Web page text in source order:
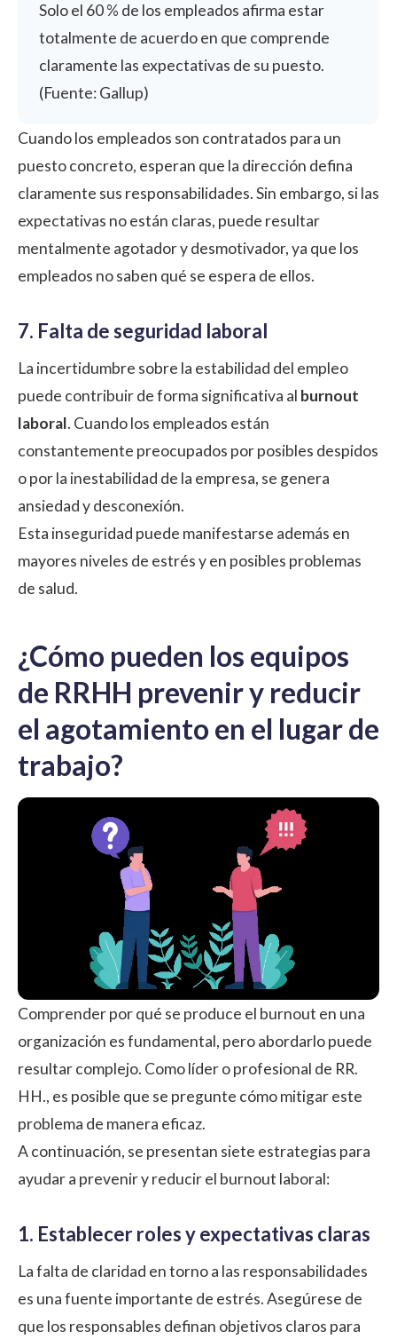
Solo el 60 % de los empleados afirma estar
totalmente de acuerdo en que comprende
claramente las expectativas de su puesto.
(Fuente:Gallup)
Cuando los empleados son contratados para un
puesto concreto, esperan que la dirección defina
claramente sus responsabilidades. Sin embargo, si las
expectativas no están claras, puede resultar
mentalmente agotador y desmotivador, ya que los
empleados no saben qué se espera de ellos.
7. Falta de seguridad laboral
La incertidumbre sobre la estabilidad del empleo
puede contribuir de forma significativa al burnout
laboral. Cuando los empleados están
constantemente preocupados por posibles despidos
o por la inestabilidad de la empresa, se genera
ansiedad y desconexión.
Esta inseguridad puede manifestarse además en
mayores niveles de estrés y en posibles problemas
de salud.
¿Cómo pueden los equipos
de RRHH prevenir y reducir
el agotamiento en el lugar de
trabajo?
Comprender por qué se produce el burnout en una
organización es fundamental, pero abordarlo puede
resultar complejo. Como líder o profesional de RR.
HH., es posible que se pregunte cómo mitigar este
problema de manera eficaz.
A continuación, se presentan siete estrategias para
ayudar a prevenir y reducir el burnout laboral:
1. Establecer roles y expectativas claras
La falta de claridad en torno a las responsabilidades
es una fuente importante de estrés. Asegúrese de
que los responsables definan objetivos claros para